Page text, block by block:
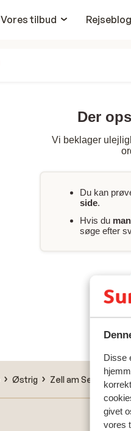
Disse
givet
vores
Vores tilbud
Rejseblog
Der
Vi beklager
Du kan
side.
Hvis du
søge efter
Østrig Zell am See - Kaprun